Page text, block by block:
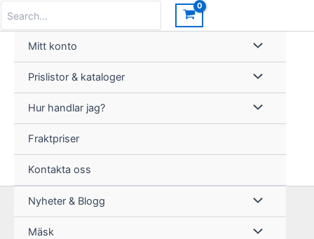
innehåll
for:
Mitt konto
Prislistor & kataloger
Hur handlar jag?
Fraktpriser
Kontakta oss
Nyheter & Blogg
Mäsk